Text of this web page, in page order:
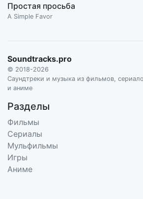
Простая просьба
A Simple Favor
Soundtracks.pro
© 2018-2026
Саундтреки и музыка из фильмов,
и аниме
Разделы
Фильмы
Сериалы
Мульфильмы
Игры
Аниме